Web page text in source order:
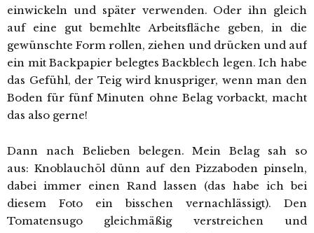
einwickeln und später verwenden. Oder ihn gleich
auf eine gut bemehlte Arbeitsfläche geben, in die
gewünschte Form rollen, ziehen und drücken und auf
ein mit Backpapier belegtes Backblech legen. Ich habe
das Gefühl, der Teig wird knuspriger, wenn man den
Boden für fünf Minuten ohne Belag vorbackt, macht
das also gerne!
Dann nach Belieben belegen. Mein Belag sah so
aus: Knoblauchöl dünn auf den Pizzaboden pinseln,
dabei immer einen Rand lassen (das habe ich bei
diesem Foto ein bisschen vernachlässigt). Den
Tomatensugo gleichmäßig verstreichen und